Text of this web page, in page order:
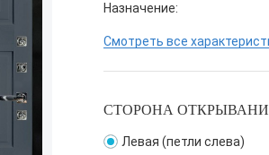
Назначение:
Смотреть все
СТОРОНА
Левая (петли слева)